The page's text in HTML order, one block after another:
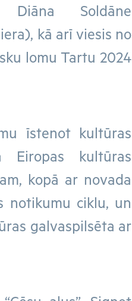
Diāna Soldāne
kā arī viesis no
lomu Tartu 2024
īstenot kultūras
Eiropas kultūras
kopā ar novada
notikumu ciklu, un
galvaspilsēta ar